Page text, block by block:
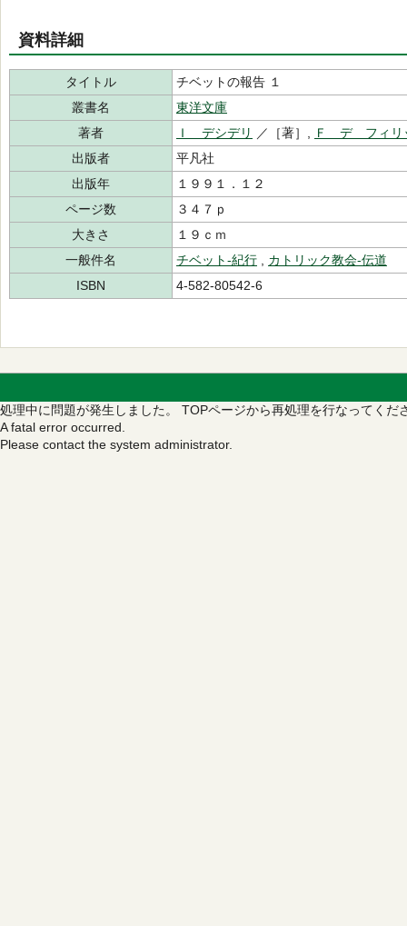
資料詳細
タイトル
チベットの報告 １
叢書名
東洋文庫
著者
Ｉ デシデリ ／［著］,
Ｆ デ フィリ
出版者
平凡社
出版年
１９９１．１２
ページ数
３４７ｐ
大きさ
１９ｃｍ
一般件名
チベット‐紀行
カトリック教会‐伝道
ISBN
4-582-80542-6
処理中に問題が発生しました。 TOPページから再処理を行なってくだ
A fatal error occurred.
Please contact the system administrator.